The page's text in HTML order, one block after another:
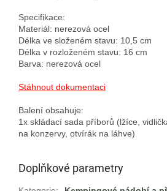
Specifikace:
Materiál: nerezová ocel
Délka ve složeném stavu: 10,5 cm
Délka v rozloženém stavu: 16 cm
Barva: nerezová ocel
Stáhnout dokumentaci
Balení obsahuje:
1x skládací sada příborů (lžíce,
Doplňkové parametry